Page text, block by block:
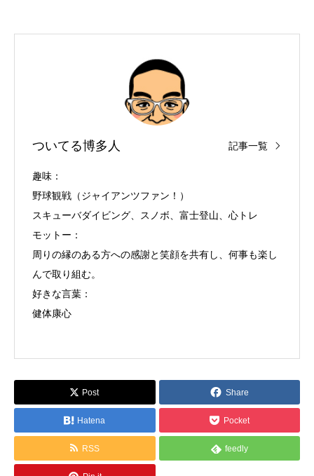
ついてる博多人 記事一覧
趣味：
野球観戦（ジャイアンツファン！）
スキューバダイビング、スノボ、富士登山、心トレ
モットー：
周りの縁のある方への感謝と笑顔を共有し、何事も楽し
んで取り組む。
好きな言葉：
健体康心
Post Share
Hatena Pocket
RSS feedly